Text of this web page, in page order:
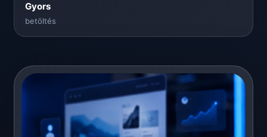
Gyors
betöltés